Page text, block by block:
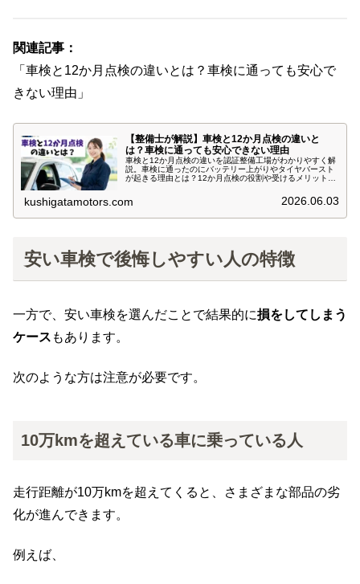
関連記事：
「車検と12か月点検の違いとは？車検に通っても安心で
きない理由」
【整備士が解説】車検と12か月点検の違いと
は？車検に通っても安心できない理由
車検と12か月点検の違いを認証整備工場がわかりやすく解
説。車検に通ったのにバッテリー上がりやタイヤバースト
が起きる理由とは？12か月点検の役割や受けるメリット、
kushigatamotors.com 2026.06.03
安い車検で後悔しやすい人の特徴
一方で、安い車検を選んだことで結果的に損をしてしまう
ケース もあります。
次のような方は注意が必要です。
10万kmを超えている車に乗っている人
走行距離が10万kmを超えてくると、さまざまな部品の劣
化が進んできます。
例えば、